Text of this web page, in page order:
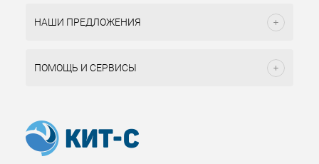
НАШИ ПРЕДЛОЖЕНИЯ
ПОМОЩЬ И СЕРВИСЫ